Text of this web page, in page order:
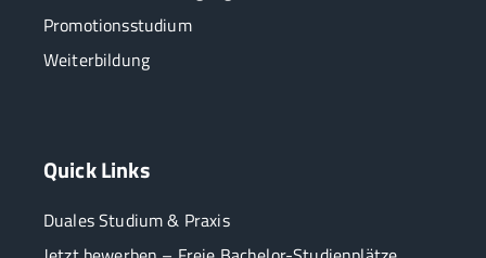
Promotionsstudium
Weiterbildung
Quick Links
Duales Studium & Praxis